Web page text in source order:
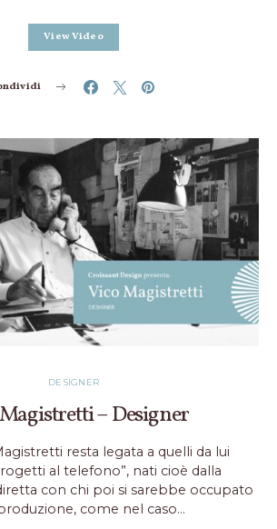
View Video
DESIGNER
– Designer
resta legata a quelli da lui
al telefono”, nati cioè dalla
con chi poi si sarebbe occupato
come nel caso…